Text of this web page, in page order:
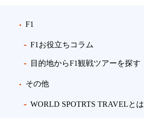
F1
F1お役立ちコラム
目的地からF1観戦ツアーを探す
その他
WORLD SPOTRTS TRAVELとは